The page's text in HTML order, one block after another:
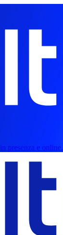
presenza e online.